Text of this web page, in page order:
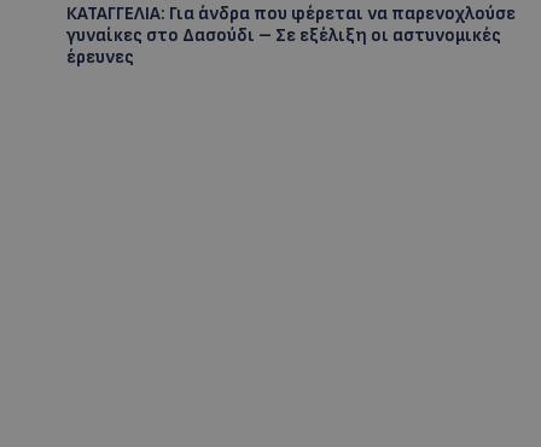
ΚΑΤΑΓΓΕΛΙΑ: Για άνδρα που φέρεται να παρενοχλούσε
γυναίκες στο Δασούδι – Σε εξέλιξη οι αστυνομικές
έρευνες